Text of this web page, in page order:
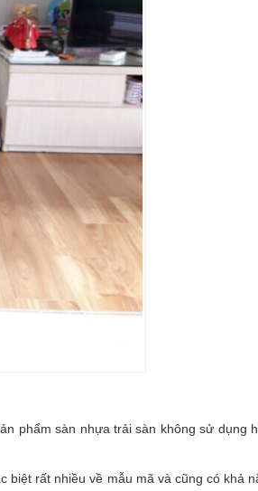
phẩm sàn nhựa trải sàn không sử dụng
rất nhiều về mẫu mã và cũng có khả